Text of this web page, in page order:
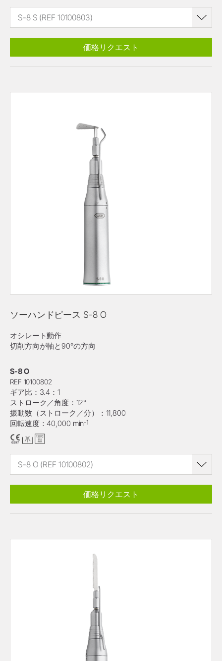
S-8 S (REF 10100803)
価格リクエスト
ソーハンドピース S-8 O
オシレート動作
切削方向が軸と90°の方向
S-8 O
REF 10100802
ギア比：3.4：1
ストローク／角度：12°
振動数（ストローク／分）：11,800
回転速度：40,000 min-1
S-8 O (REF 10100802)
価格リクエスト